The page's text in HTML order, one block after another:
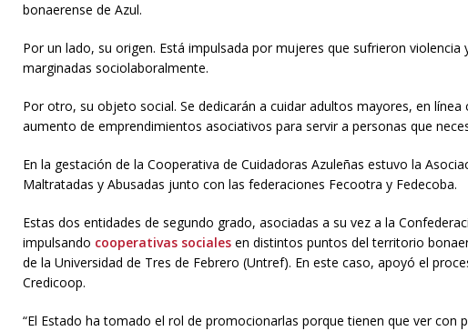
bonaerense de Azul.
Por un lado, su origen. Está impulsada por mujeres que sufrieron violencia
marginadas sociolaboralmente.
Por otro, su objeto social. Se dedicarán a cuidar adultos mayores, en línea
aumento de emprendimientos asociativos para servir a personas que
En la gestación de la Cooperativa de Cuidadoras Azuleñas estuvo la
Maltratadas y Abusadas junto con las federaciones Fecootra y Fedecoba.
Estas dos entidades de segundo grado, asociadas a su vez a la
impulsando cooperativas sociales en distintos puntos del territorio
de la Universidad de Tres de Febrero (Untref). En este caso, apoyó el
Credicoop.
“El Estado ha tomado el rol de promocionarlas porque tienen que ver con